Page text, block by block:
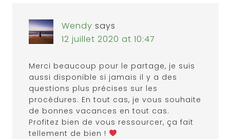
Wendy says
12 juillet 2020 at 10:47
Merci beaucoup pour le partage, je suis
aussi disponible si jamais il y a des
questions plus précises sur les
procédures. En tout cas, je vous souhaite
de bonnes vacances en tout cas.
Profitez bien de vous ressourcer, ça fait
tellement de bien !